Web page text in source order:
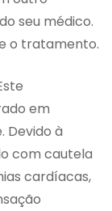
seu médico.
o tratamento.
em
Devido à
com cautela
cardíacas,